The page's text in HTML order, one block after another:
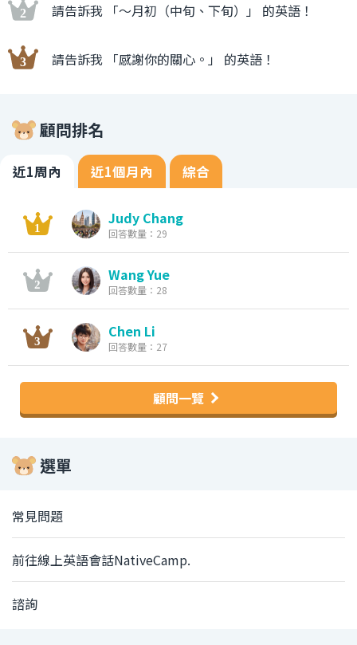
請告訴我 「〜月初（中旬、下旬）」 的英語！
請告訴我 「感謝你的關心。」 的英語！
顧問排名
近1周內 近1個月內 綜合
Judy Chang
回答數量：29
Wang Yue
回答數量：28
Chen Li
回答數量：27
顧問一覽
選單
常見問題
前往線上英語會話NativeCamp.
諮詢